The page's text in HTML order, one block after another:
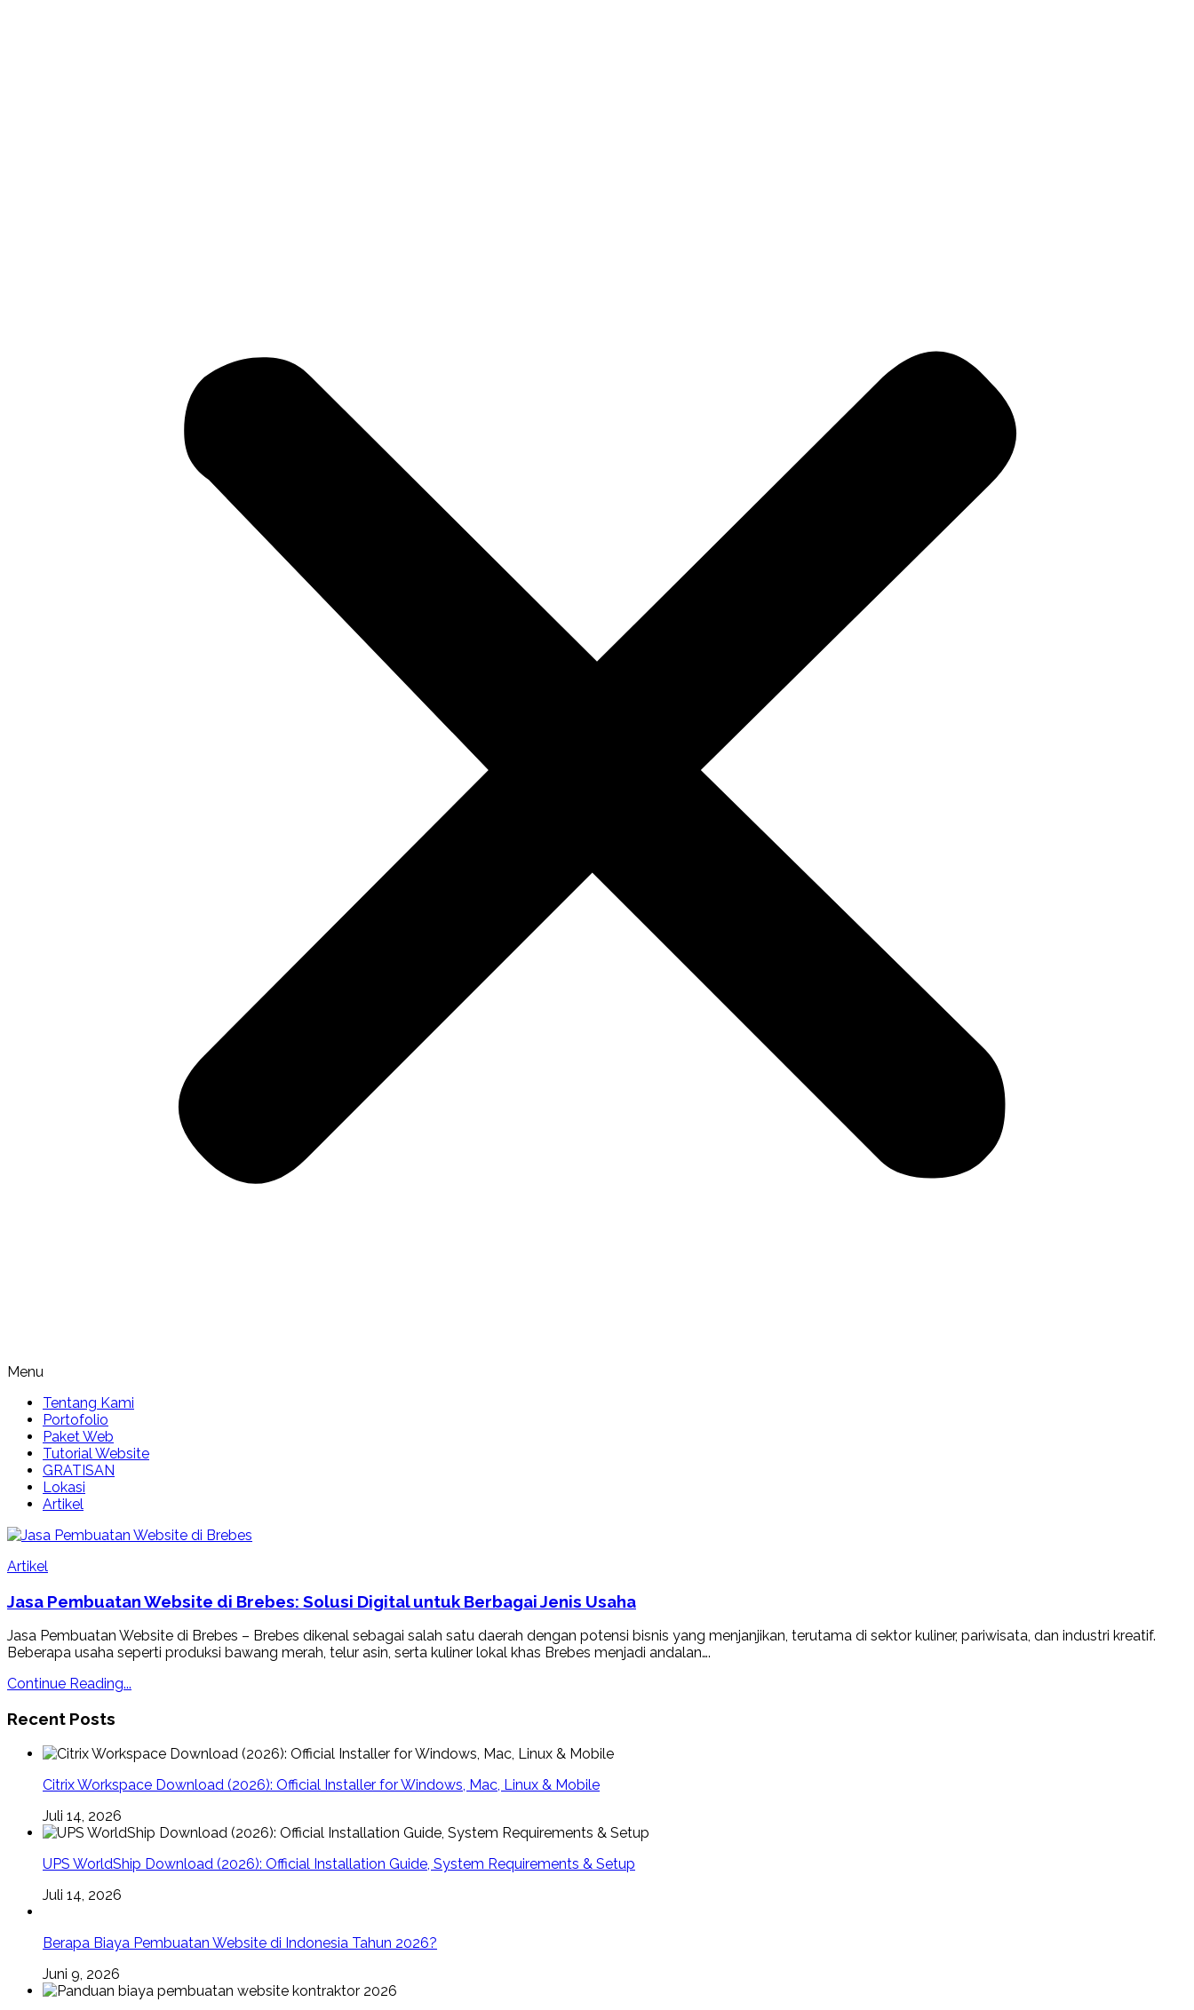
Menu
Tentang Kami
Portofolio
Paket Web
Tutorial Website
GRATISAN
Lokasi
Artikel
Artikel
Jasa Pembuatan Website di Brebes: Solusi Digital untuk Berbagai Jenis Usaha
Jasa Pembuatan Website di Brebes – Brebes dikenal sebagai salah satu daerah dengan potensi bisnis yang menjanjikan, terutama di sektor kuliner, pariwisata, dan industri kreatif.
Beberapa usaha seperti produksi bawang merah, telur asin, serta kuliner lokal khas Brebes menjadi andalan….
Continue Reading...
Recent Posts
Citrix Workspace Download (2026): Official Installer for Windows, Mac, Linux & Mobile
Juli 14, 2026
UPS WorldShip Download (2026): Official Installation Guide, System Requirements & Setup
Juli 14, 2026
Berapa Biaya Pembuatan Website di Indonesia Tahun 2026?
Juni 9, 2026